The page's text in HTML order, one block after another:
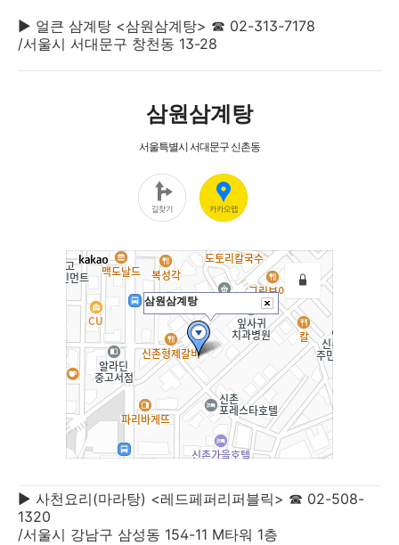
▶ 얼큰 삼계탕 <삼원삼계탕> ☎ 02-313-7178
/서울시 서대문구 창천동 13-28
▶ 사천요리(마라탕) <레드페퍼리퍼블릭> ☎ 02-508-
1320
/서울시 강남구 삼성동 154-11 M타워 1층